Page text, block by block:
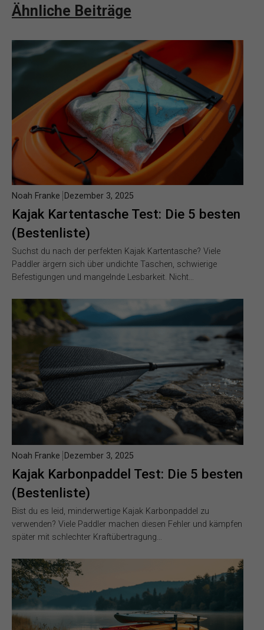
Ähnliche Beiträge
Kajak Kartentasche Test: Die 5 besten
(Bestenliste)
Noah Franke Dezember 3, 2025
Suchst du nach der perfekten Kajak Kartentasche? Viele
Paddler ärgern sich über undichte Taschen, schwierige
Befestigungen und mangelnde Lesbarkeit. Nicht…
Kajak Karbonpaddel Test: Die 5 besten
(Bestenliste)
Noah Franke Dezember 3, 2025
Bist du es leid, minderwertige Kajak Karbonpaddel zu
verwenden? Viele Paddler machen diesen Fehler und kämpfen
später mit schlechter Kraftübertragung…